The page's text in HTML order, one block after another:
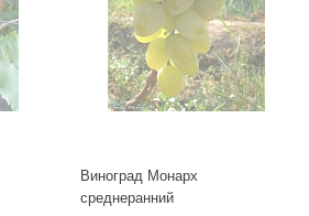
Виноград Монарх
среднеранний